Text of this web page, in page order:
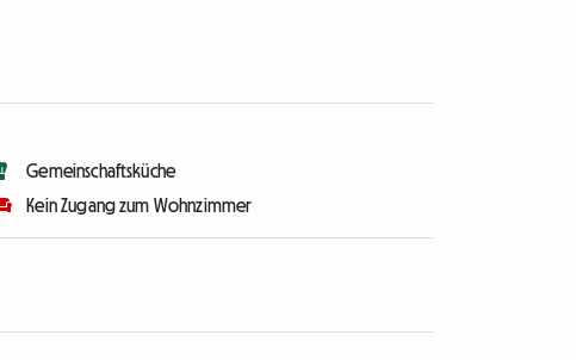
Gemeinschaftsküche
Kein Zugang zum Wohnzimmer